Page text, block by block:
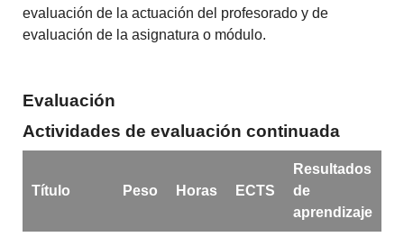
evaluación de la actuación del profesorado y de
evaluación de la asignatura o módulo.
Evaluación
Actividades de evaluación continuada
Título Peso Horas ECTS
Resultados
de
aprendizaje